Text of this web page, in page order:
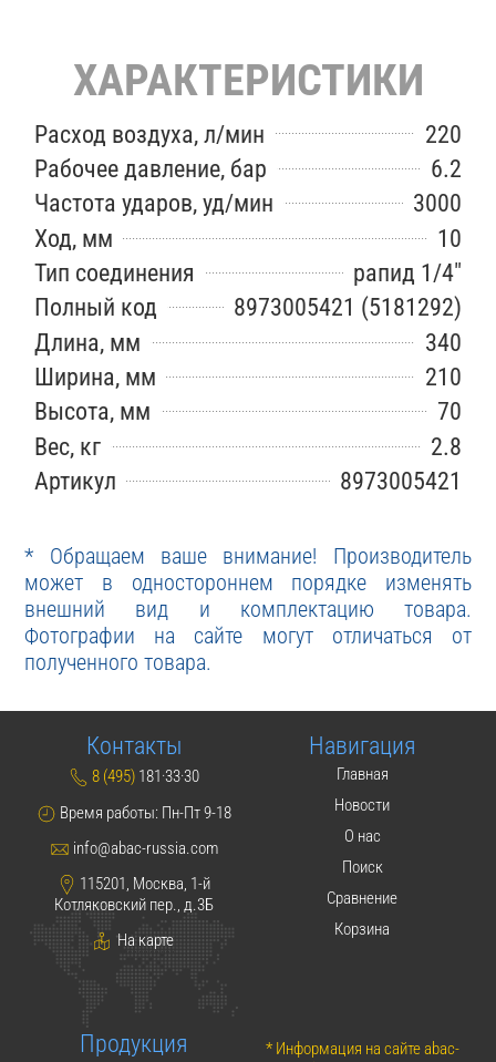
ХАРАКТЕРИСТИКИ
Расход воздуха, л/мин
220
Рабочее давление, бар
6.2
Частота ударов, уд/мин
3000
Ход, мм
10
Тип соединения
рапид 1/4"
Полный код
8973005421 (5181292)
Длина, мм
340
Ширина, мм
210
Высота, мм
70
Вес, кг
2.8
Артикул
8973005421
* Обращаем ваше внимание! Производитель
может в одностороннем порядке изменять
внешний вид и комплектацию товара.
Фотографии на сайте могут отличаться от
полученного товара.
Контакты
8 (495) 181·33·30
Время работы: Пн-Пт 9-18
info@abac-russia.com
115201, Москва, 1-й
Котляковский пер., д.3Б
На карте
Навигация
Главная
Новости
О нас
Поиск
Сравнение
Корзина
Продукция
* Информация на сайте abac-